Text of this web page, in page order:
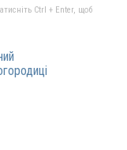
Ctrl + Enter, щоб